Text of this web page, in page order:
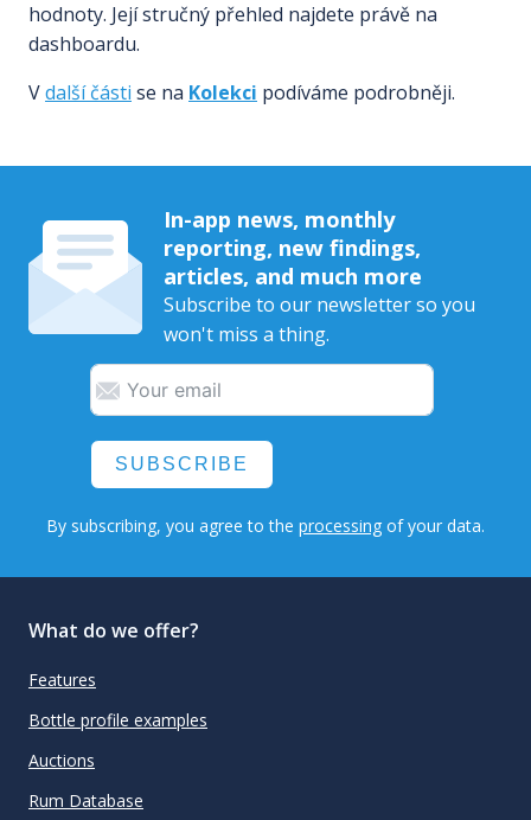
hodnoty. Její stručný přehled najdete právě na
dashboardu.
Vdalší části se na Kolekci podíváme podrobněji.
In-app news, monthly
reporting, new findings,
articles, and much more
Subscribe to our newsletter so you
won't miss a thing.
SUBSCRIBE
By subscribing, you agree to the processing of your data.
What do we offer?
Features
Bottle profile examples
Auctions
Rum Database